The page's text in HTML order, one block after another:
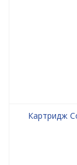
Картридж